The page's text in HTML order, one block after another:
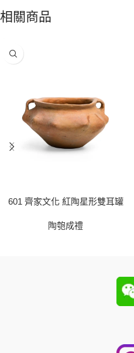
相關商品
601 齊家文化 紅陶星形雙耳罐
陶匏成禮